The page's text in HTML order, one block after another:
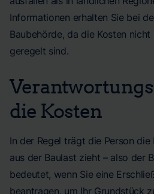
Informationen erhalten Sie bei
Baubehörde, da die Kosten
geregelt sind.
die Kosten
In der Regel trägt die Person die
aus der Baulast zieht – also der
bedeutet, wenn Sie eine
beantragen, um Ihr Grundstück